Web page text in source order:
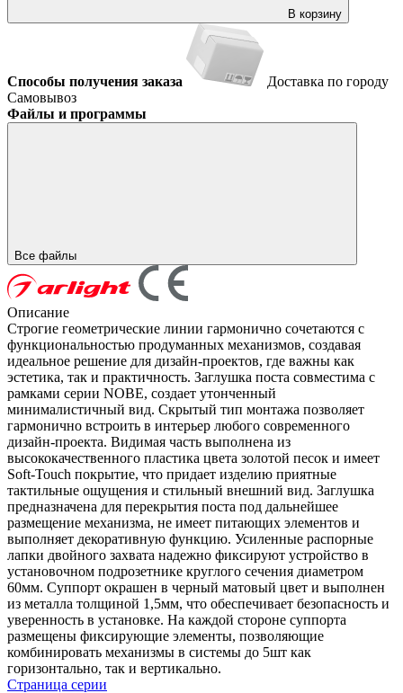
В корзину
Способы получения заказа
Доставка по городу
Самовывоз
Файлы и программы
Все файлы
Описание
Строгие геометрические линии гармонично сочетаются с
функциональностью продуманных механизмов, создавая
идеальное решение для дизайн-проектов, где важны как
эстетика, так и практичность. Заглушка поста совместима с
рамками серии NOBE, создает утонченный
минималистичный вид. Скрытый тип монтажа позволяет
гармонично встроить в интерьер любого современного
дизайн-проекта. Видимая часть выполнена из
высококачественного пластика цвета золотой песок и имеет
Soft-Touch покрытие, что придает изделию приятные
тактильные ощущения и стильный внешний вид. Заглушка
предназначена для перекрытия поста под дальнейшее
размещение механизма, не имеет питающих элементов и
выполняет декоративную функцию. Усиленные распорные
лапки двойного захвата надежно фиксируют устройство в
установочном подрозетнике круглого сечения диаметром
60мм. Суппорт окрашен в черный матовый цвет и выполнен
из металла толщиной 1,5мм, что обеспечивает безопасность и
уверенность в установке. На каждой стороне суппорта
размещены фиксирующие элементы, позволяющие
комбинировать механизмы в системы до 5шт как
горизонтально, так и вертикально.
Страница серии